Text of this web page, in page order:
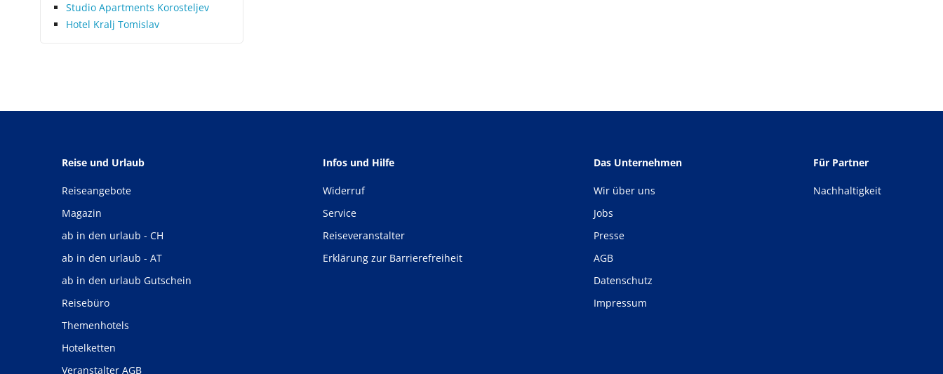
Studio Apartments Korosteljev
Hotel Kralj Tomislav
Reise und Urlaub
Reiseangebote
Magazin
ab in den urlaub - CH
ab in den urlaub - AT
ab in den urlaub Gutschein
Reisebüro
Themenhotels
Hotelketten
Veranstalter AGB
Infos und Hilfe
Widerruf
Service
Reiseveranstalter
Erklärung zur Barrierefreiheit
Das Unternehmen
Wir über uns
Jobs
Presse
AGB
Datenschutz
Impressum
Für Partner
Nachhaltigkeit